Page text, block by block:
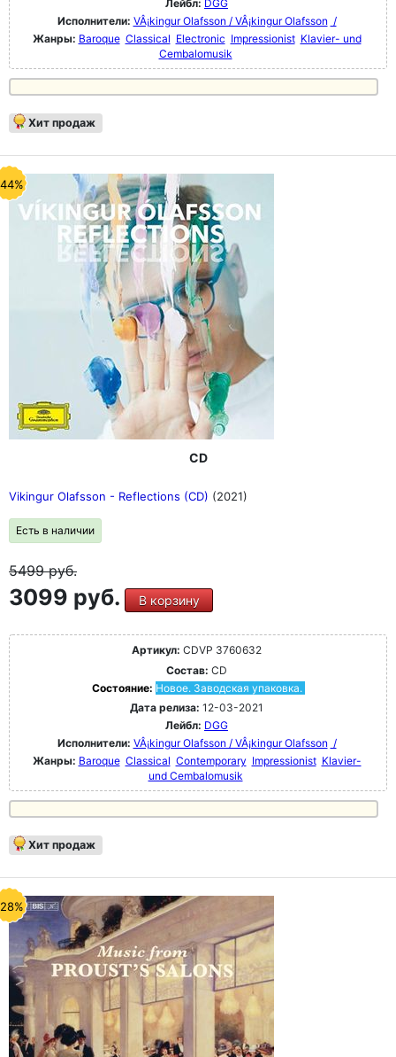
Лейбл: DGG
Исполнители: VÂ¡kingur Olafsson / VÂ¡kingur Olafsson /
Жанры: Baroque Classical Electronic Impressionist Klavier- und
Cembalomusik
Хит продаж
CD
Vikingur Olafsson - Reflections (CD) (2021)
Есть в наличии
5499руб.
3099 руб. В корзину
Артикул: CDVP 3760632
Состав: CD
Состояние: Новое. Заводская упаковка.
Дата релиза: 12-03-2021
Лейбл: DGG
Исполнители: VÂ¡kingur Olafsson / VÂ¡kingur Olafsson /
Жанры: Baroque Classical Contemporary Impressionist Klavier-
und Cembalomusik
Хит продаж